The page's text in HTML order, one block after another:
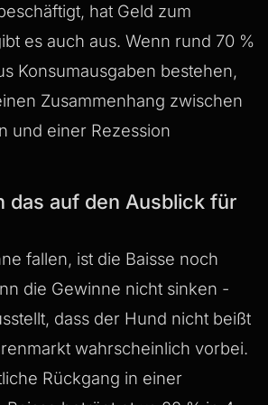
hat Geld zum
es auch aus. Wenn rund 70 %
Konsumausgaben bestehen,
Zusammenhang zwischen
und einer Rezession
das auf den Ausblick für
fallen, ist die Baisse noch
die Gewinne nicht sinken -
dass der Hund nicht beißt
wahrscheinlich vorbei.
Rückgang in einer